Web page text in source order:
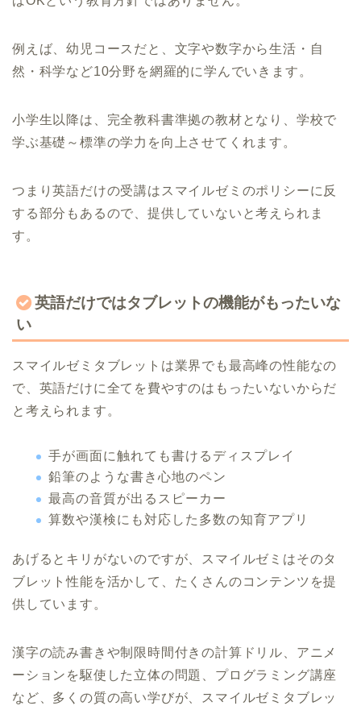
例えば、幼児コースだと、文字や数字から生活・自
然・科学など10分野を網羅的に学んでいきます。
小学生以降は、完全教科書準拠の教材となり、学校で
学ぶ基礎～標準の学力を向上させてくれます。
つまり英語だけの受講はスマイルゼミのポリシーに反
する部分もあるので、提供していないと考えられま
す。
英語だけではタブレットの機能がもったいな
い
スマイルゼミタブレットは業界でも最高峰の性能なの
で、英語だけに全てを費やすのはもったいないからだ
と考えられます。
手が画面に触れても書けるディスプレイ
鉛筆のような書き心地のペン
最高の音質が出るスピーカー
算数や漢検にも対応した多数の知育アプリ
あげるとキリがないのですが、スマイルゼミはそのタ
ブレット性能を活かして、たくさんのコンテンツを提
供しています。
漢字の読み書きや制限時間付きの計算ドリル、アニメ
ーションを駆使した立体の問題、プログラミング講座
など、多くの質の高い学びが、スマイルゼミタブレッ